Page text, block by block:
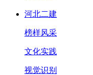
河北二建
榜样风采
文化实践
视觉识别